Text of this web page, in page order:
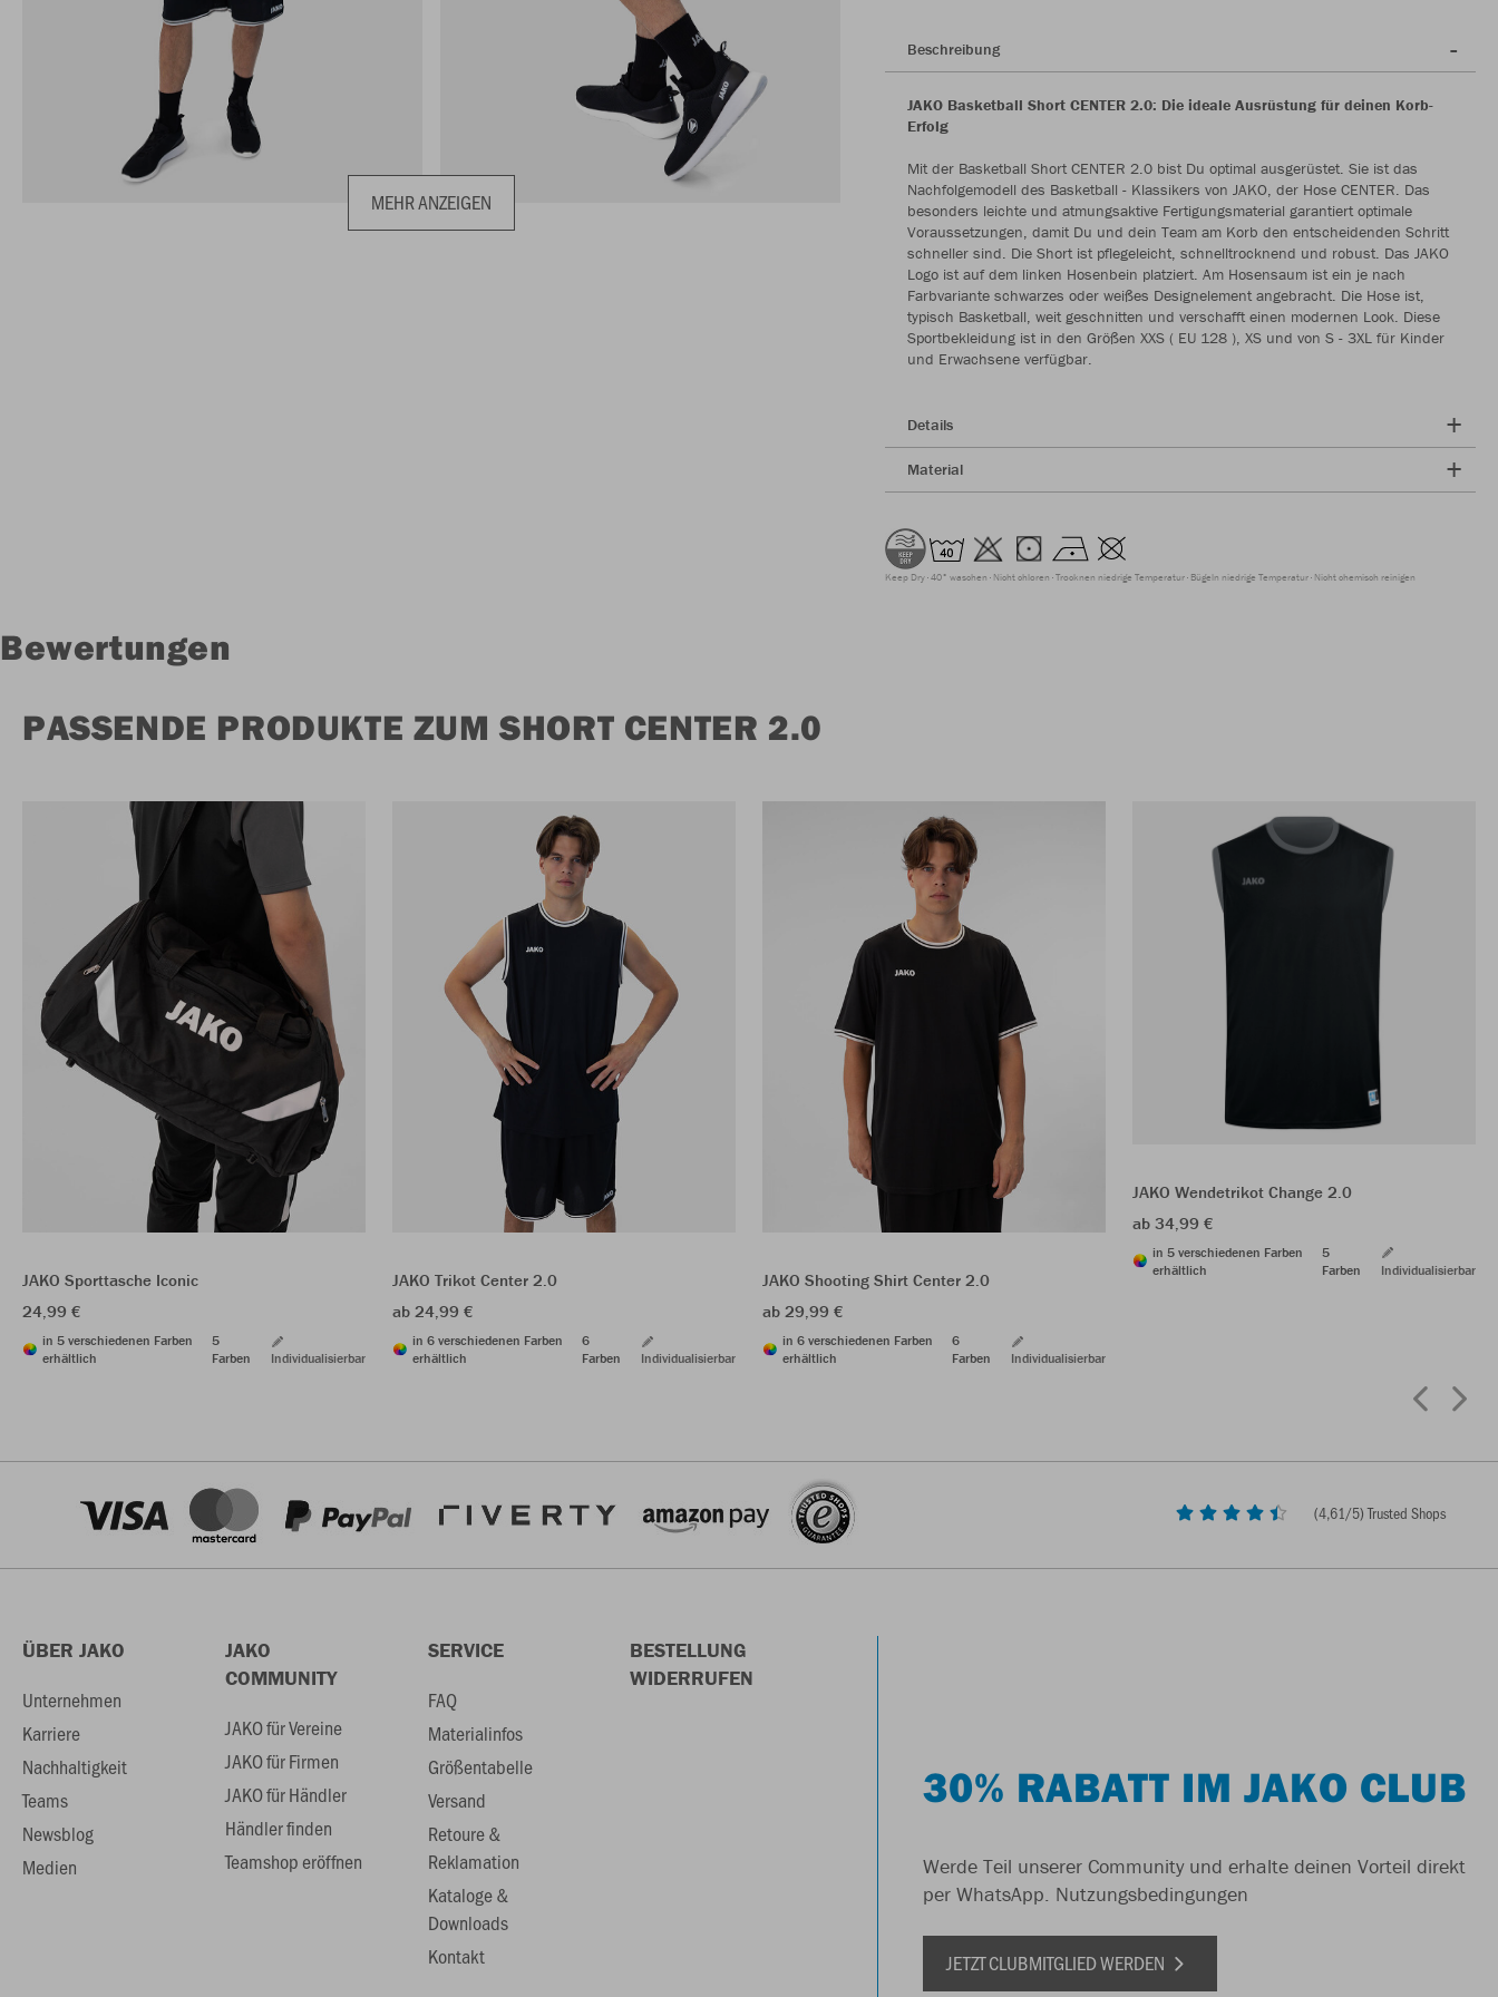
MEHR ANZEIGEN
Beschreibung
JAKO Basketball Short CENTER 2.0: Die ideale Ausrüstung für deinen Korb-
Erfolg
Mit der Basketball Short CENTER 2.0 bist Du optimal ausgerüstet. Sie ist das
Nachfolgemodell des Basketball - Klassikers von JAKO, der Hose CENTER. Das
besonders leichte und atmungsaktive Fertigungsmaterial garantiert optimale
Voraussetzungen, damit Du und dein Team am Korb den entscheidenden Schritt
schneller sind. Die Short ist pflegeleicht, schnelltrocknend und robust. Das JAKO
Logo ist auf dem linken Hosenbein platziert. Am Hosensaum ist ein je nach
Farbvariante schwarzes oder weißes Designelement angebracht. Die Hose ist,
typisch Basketball, weit geschnitten und verschafft einen modernen Look. Diese
Sportbekleidung ist in den Größen XXS ( EU 128 ), XS und von S - 3XL für Kinder
und Erwachsene verfügbar.
Details
Material
Keep Dry 40° waschen Nicht chloren Trocknen niedrige Temperatur Bügeln niedrige Temperatur Nicht chemisch reinigen
Bewertungen
PASSENDE PRODUKTE ZUM SHORT CENTER 2.0
JAKO Sporttasche Iconic
24,99 €
in 5 verschiedenen Farben
erhältlich
5
Farben
Individualisierbar
JAKO Trikot Center 2.0
ab 24,99 €
in 6 verschiedenen Farben
erhältlich
6
Farben
Individualisierbar
JAKO Shooting Shirt Center 2.0
ab 29,99 €
in 6 verschiedenen Farben
erhältlich
6
Farben
Individualisierbar
JAKO Wendetrikot Change 2.0
ab 34,99 €
in 5 verschiedenen Farben
erhältlich
5
Farben
Individualisierbar
(4,61/5) Trusted Shops
ÜBER JAKO
Unternehmen
Karriere
Nachhaltigkeit
Teams
Newsblog
Medien
JAKO
COMMUNITY
JAKO für Vereine
JAKO für Firmen
JAKO für Händler
Händler finden
Teamshop eröffnen
SERVICE
FAQ
Materialinfos
Größentabelle
Versand
Retoure &
Reklamation
Kataloge &
Downloads
Kontakt
BESTELLUNG
WIDERRUFEN
30% RABATT IM JAKO CLUB
Werde Teil unserer Community und erhalte deinen Vorteil direkt
per WhatsApp. Nutzungsbedingungen
JETZT CLUBMITGLIED WERDEN